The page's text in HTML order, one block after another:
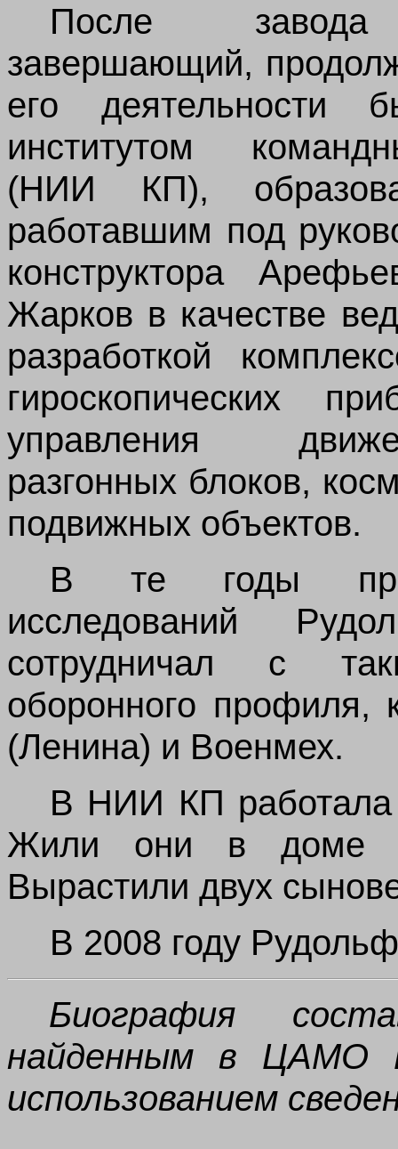
После завода
завершающий,
его деятельности
институтом
(НИИ КП),
работавшим под
конструктора
Жарков в качестве
разработкой
гироскопических
управления
разгонных блоков,
подвижных объектов.
В те годы при
исследований
сотрудничал с
оборонного
(Ленина) и Военмех.
В НИИ КП работала
Жили они в доме
Вырастили двух
В 2008 году
Биография
найденным в ЦАМО
использованием